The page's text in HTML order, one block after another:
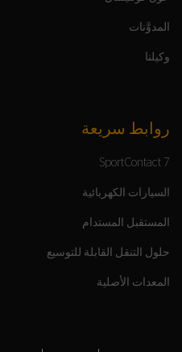
المدوَّنات
وكيلنا
روابط سريعة
SportContact 7
السيارات الكهربائية
المستقبل المستدام
حلول التنقل القابلة للتوسيع
المعدات الأصلية